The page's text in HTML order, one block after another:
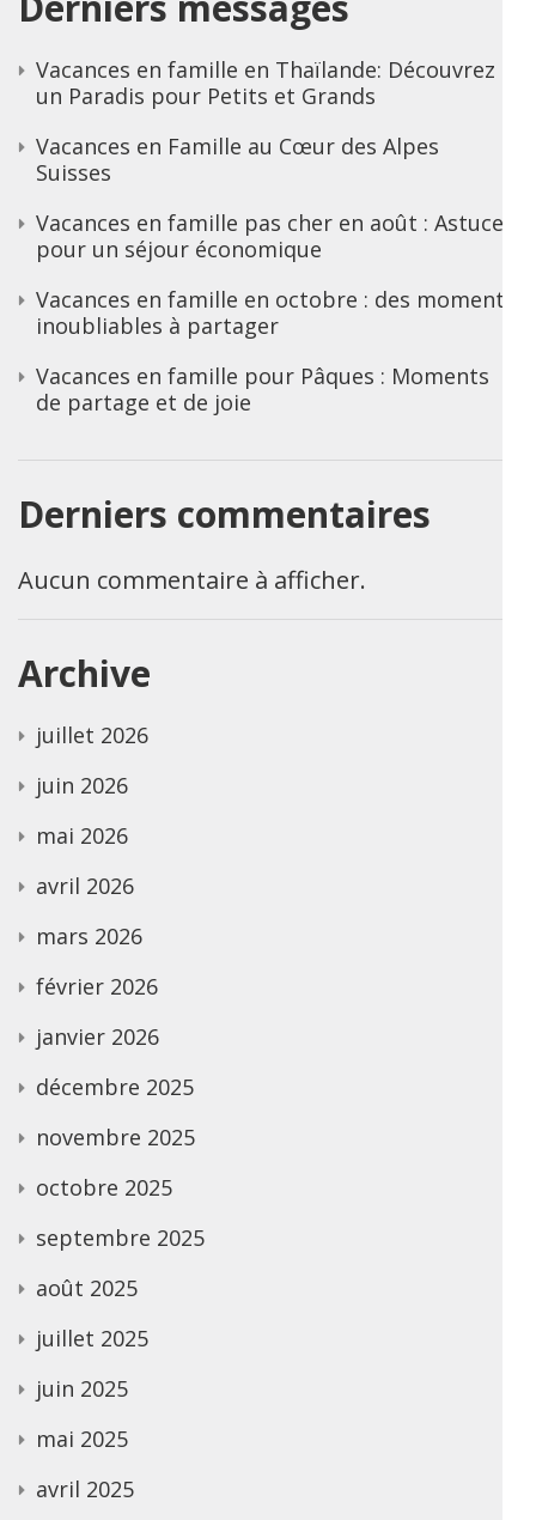
Vacances en famille en Thaïlande: Découvrez
un Paradis pour Petits et Grands
Vacances en Famille au Cœur des Alpes
Suisses
Vacances en famille pas cher en août : Astuces
pour un séjour économique
Vacances en famille en octobre : des moments
inoubliables à partager
Vacances en famille pour Pâques : Moments
de partage et de joie
Derniers commentaires
Aucun commentaire à afficher.
Archive
juillet 2026
juin 2026
mai 2026
avril 2026
mars 2026
février 2026
janvier 2026
décembre 2025
novembre 2025
octobre 2025
septembre 2025
août 2025
juillet 2025
juin 2025
mai 2025
avril 2025